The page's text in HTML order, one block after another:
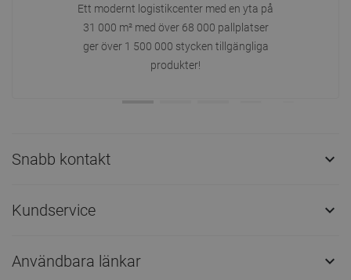
Ett modernt logistikcenter med en yta på
31 000 m² med över 68 000 pallplatser
ger över 1 500 000 stycken tillgängliga
produkter!
Snabb kontakt 
Kundservice 
Användbara länkar 